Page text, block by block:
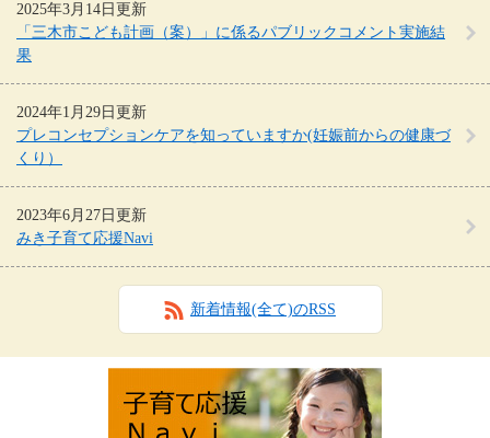
2025年3月14日更新
「三木市こども計画（案）」に係るパブリックコメント実施結
果
2024年1月29日更新
プレコンセプションケアを知っていますか(妊娠前からの健康づ
くり）
2023年6月27日更新
みき子育て応援Navi
新着情報(全て)のRSS